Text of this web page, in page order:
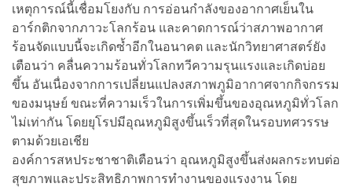
เหตุการณ์นี้เชื่อมโยงกับ การอ่อนกำลังของอากาศเย็นใน
อาร์กติกจากภาวะโลกร้อน และคาดการณ์ว่าสภาพอากาศ
ร้อนจัดแบบนี้จะเกิดซ้ำอีกในอนาคต และนักวิทยาศาสตร์ยัง
เตือนว่า คลื่นความร้อนทั่วโลกทวีความรุนแรงและเกิดบ่อย
ขึ้น อันเนื่องจากการเปลี่ยนแปลงสภาพภูมิอากาศจากกิจกรรม
ของมนุษย์ ขณะที่ความเร็วในการเพิ่มขึ้นของอุณหภูมิทั่วโลก
ไม่เท่ากัน โดยยุโรปมีอุณหภูมิสูงขึ้นเร็วที่สุดในรอบทศวรรษ
ตามด้วยเอเชีย
องค์การสหประชาชาติเตือนว่า อุณหภูมิสูงขึ้นส่งผลกระทบต่อ
สุขภาพและประสิทธิภาพการทำงานของแรงงาน โดย